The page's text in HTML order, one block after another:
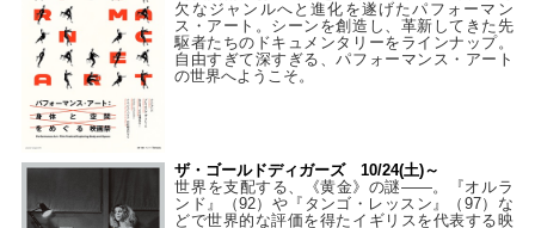
欠なジャンルへと進化を遂げたパフォーマン
ス・アート。シーンを創造し、革新してきた先
駆者たちのドキュメンタリーをラインナップ。
自由すぎて深すぎる、パフォーマンス・アート
の世界へようこそ。
ザ・ゴールドディガーズ 10/24(土)～
世界を支配する、《黄金》の謎――。『オルラ
ンド』（92）や『タンゴ・レッスン』（97）な
どで世界的な評価を得たイギリスを代表する映